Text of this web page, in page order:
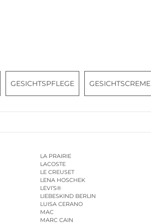
GESICHTSPFLEGE GESICHTSCREME
LA PRAIRIE
LACOSTE
LE CREUSET
LENA HOSCHEK
LEVI’S®
LIEBESKIND BERLIN
LUISA CERANO
MAC
MARC CAIN